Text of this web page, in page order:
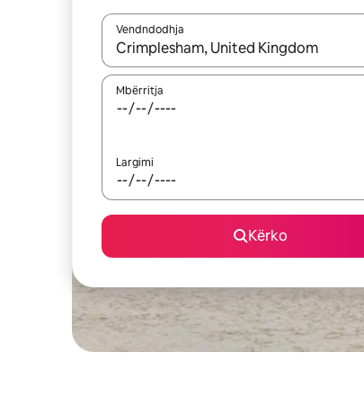
Vendndodhja
Kur rezultatet të jenë të disponueshme,
Mbërritja
Largimi
Kërko